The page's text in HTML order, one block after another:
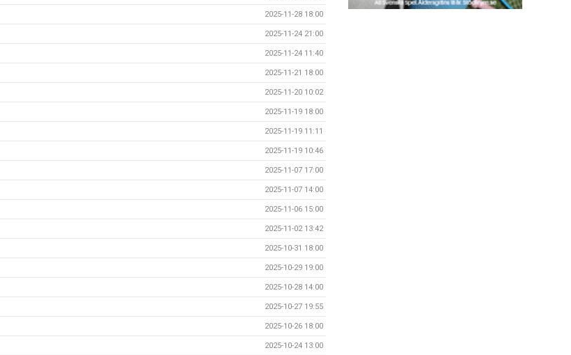
2025-11-28 18:00
2025-11-24 21:00
2025-11-24 11:40
2025-11-21 18:00
2025-11-20 10:02
2025-11-19 18:00
2025-11-19 11:11
2025-11-19 10:46
2025-11-07 17:00
2025-11-07 14:00
2025-11-06 15:00
2025-11-02 13:42
2025-10-31 18:00
2025-10-29 19:00
2025-10-28 14:00
2025-10-27 19:55
2025-10-26 18:00
2025-10-24 13:00